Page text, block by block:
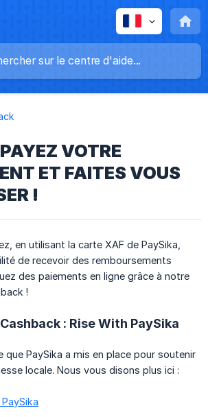
VOTRE
ET FAITES VOUS
!
en utilisant la carte XAF de PaySika,
de recevoir des remboursements
des paiements en ligne grâce à notre
!
: Rise With PaySika
PaySika a mis en place pour soutenir
locale. Nous vous disons plus ici :